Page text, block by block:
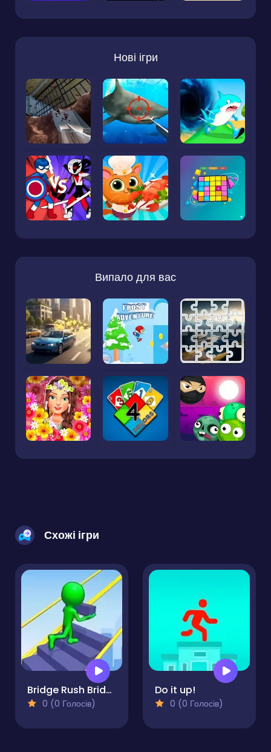
Нові ігри
Випало для вас
Схожі ігри
Bridge Rush Bridge Builder Game
0 (0 Голосів)
Do it up!
0 (0 Голосів)